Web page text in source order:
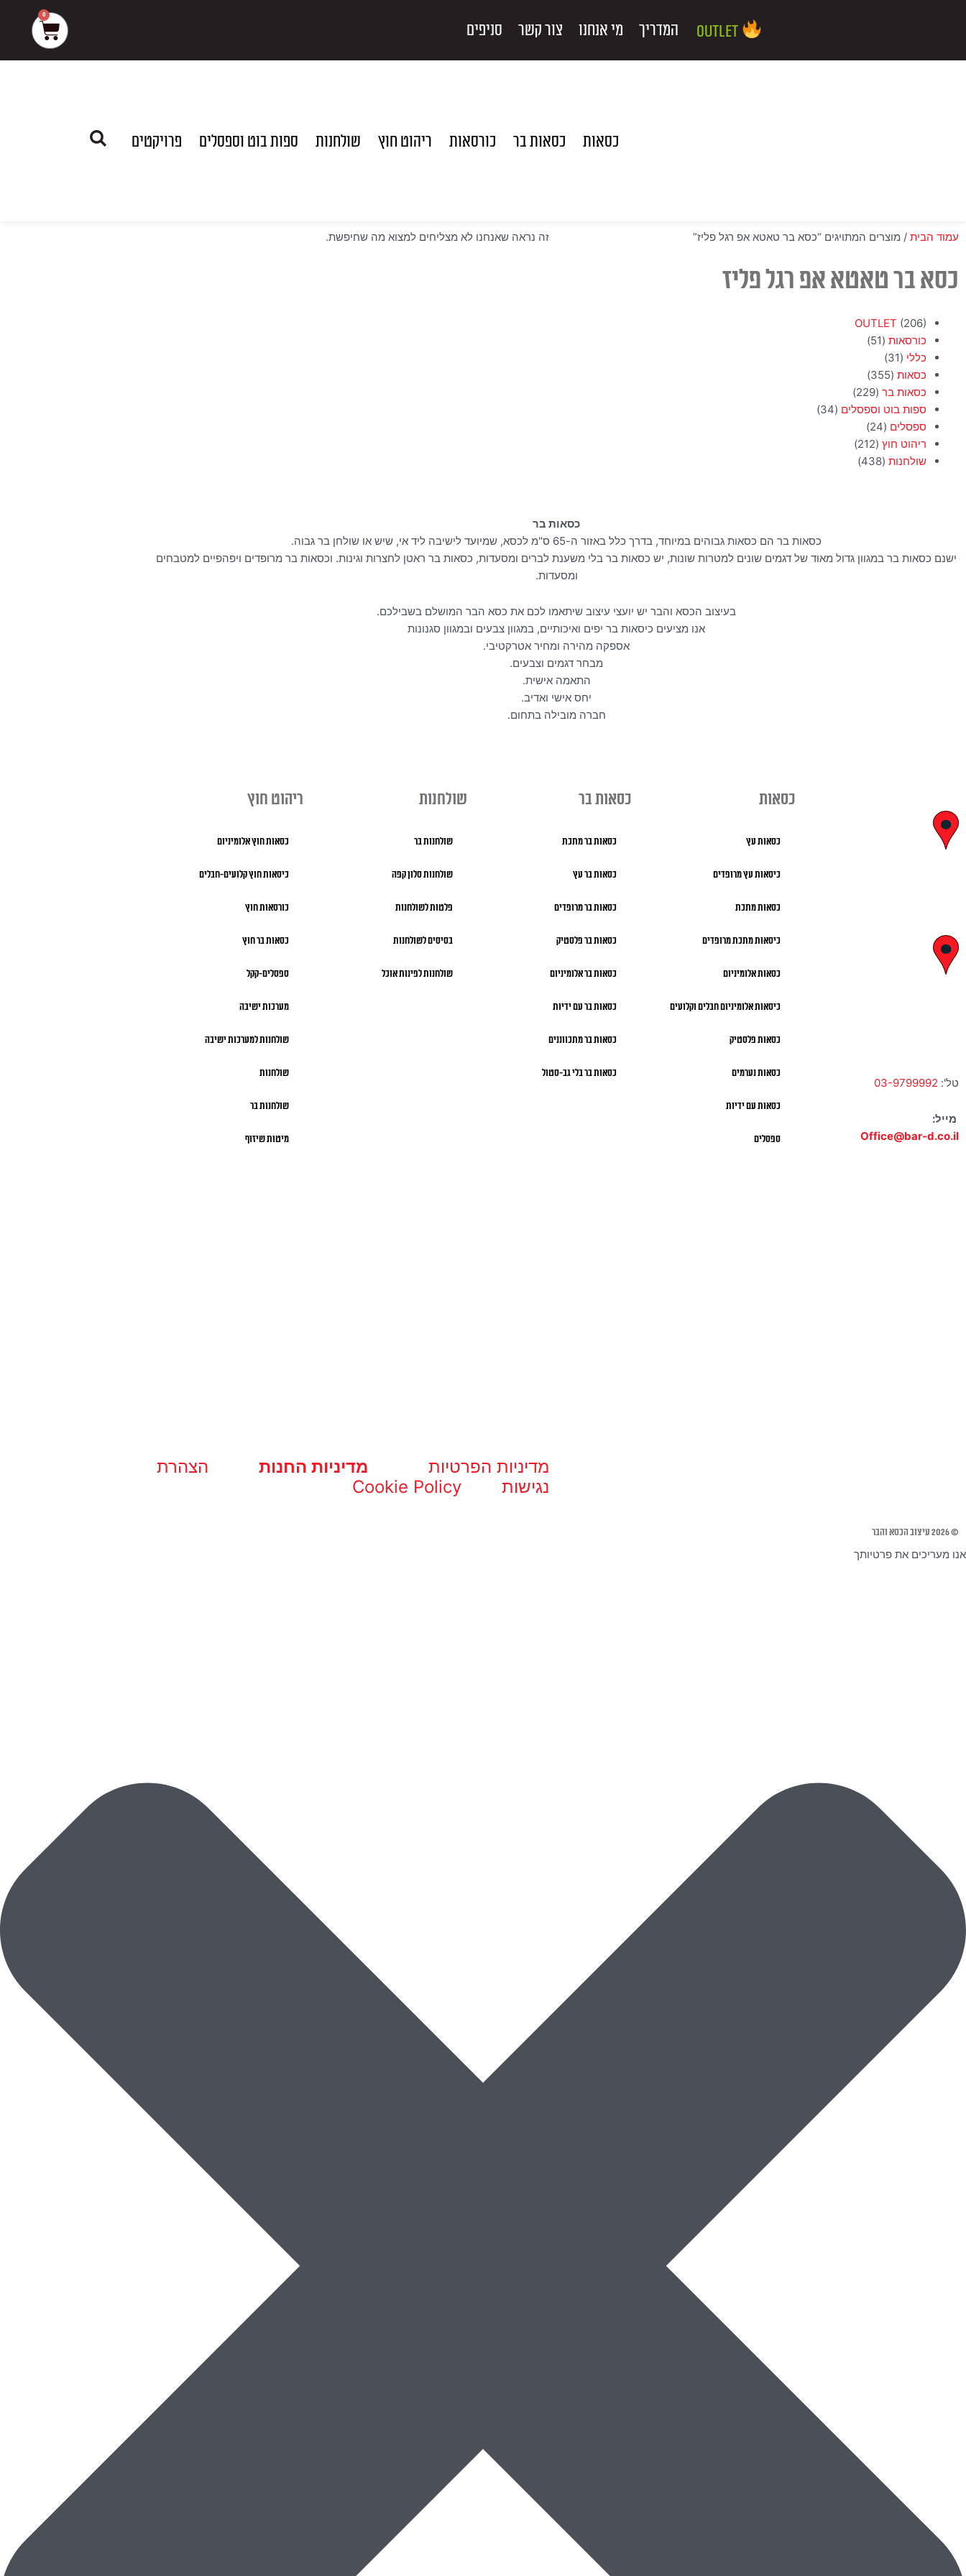
המדריך מי אנחנו צור קשר סניפים
0
עגלת
קניות
כסאות כסאות בר כורסאות ריהוט חוץ שולחנות ספות בוט וספסלים פרויקטים
עמוד הבית / מוצרים המתויגים “כסא בר טאטא אפ רגל פליז”
כסא בר טאטא אפ רגל פליז
OUTLET (206)
כורסאות (51)
כללי (31)
כסאות (355)
כסאות בר (229)
ספות בוט וספסלים (34)
ספסלים (24)
ריהוט חוץ (212)
שולחנות (438)
זה נראה שאנחנו לא מצליחים למצוא מה שחיפשת.
כסאות בר
כסאות בר הם כסאות גבוהים במיוחד, בדרך כלל באזור ה-65 ס"מ לכסא, שמיועד לישיבה ליד אי, שיש או שולחן בר גבוה.
ישנם כסאות בר במגוון גדול מאוד של דגמים שונים למטרות שונות, יש כסאות בר בלי משענת לברים ומסעדות, כסאות בר ראטן לחצרות וגינות. וכסאות בר מרופדים ויפהפיים למטבחים
ומסעדות.
בעיצוב הכסא והבר יש יועצי עיצוב שיתאמו לכם את כסא הבר המושלם בשבילכם.
אנו מציעים כיסאות בר יפים ואיכותיים, במגוון צבעים ובמגוון סגנונות
אספקה מהירה ומחיר אטרקטיבי.
מבחר דגמים וצבעים.
התאמה אישית.
יחס אישי ואדיב.
חברה מובילה בתחום.
טל': 03-9799992
מייל:
Office@bar-d.co.il
כסאות
כסאות עץ
כיסאות עץ מרופדים
כסאות מתכת
כיסאות מתכת מרופדים
כסאות אלומיניום
כיסאות אלומיניום חבלים וקלועים
כסאות פלסטיק
כסאות נערמים
כסאות עם ידיות
ספסלים
כסאות בר
כסאות בר מתכת
כסאות בר עץ
כסאות בר מרופדים
כסאות בר פלסטיק
כסאות בר אלומיניום
כסאות בר עם ידיות
כסאות בר מתכווננים
כסאות בר בלי גב-סטול
שולחנות
שולחנות בר
שולחנות סלון קפה
פלטות לשולחנות
בסיסים לשולחנות
שולחנות לפינות אוכל
ריהוט חוץ
כסאות חוץ אלומיניום
כיסאות חוץ קלועים-חבלים
כורסאות חוץ
כסאות בר חוץ
ספסלים-קקל
מערכות ישיבה
שולחנות למערכות ישיבה
שולחנות
שולחנות בר
מיטות שיזוף
מדיניות הפרטיות מדיניות החנות
הצהרת
נגישות
Cookie Policy
© 2026 עיצוב הכסא והבר
אנו מעריכים את פרטיותך